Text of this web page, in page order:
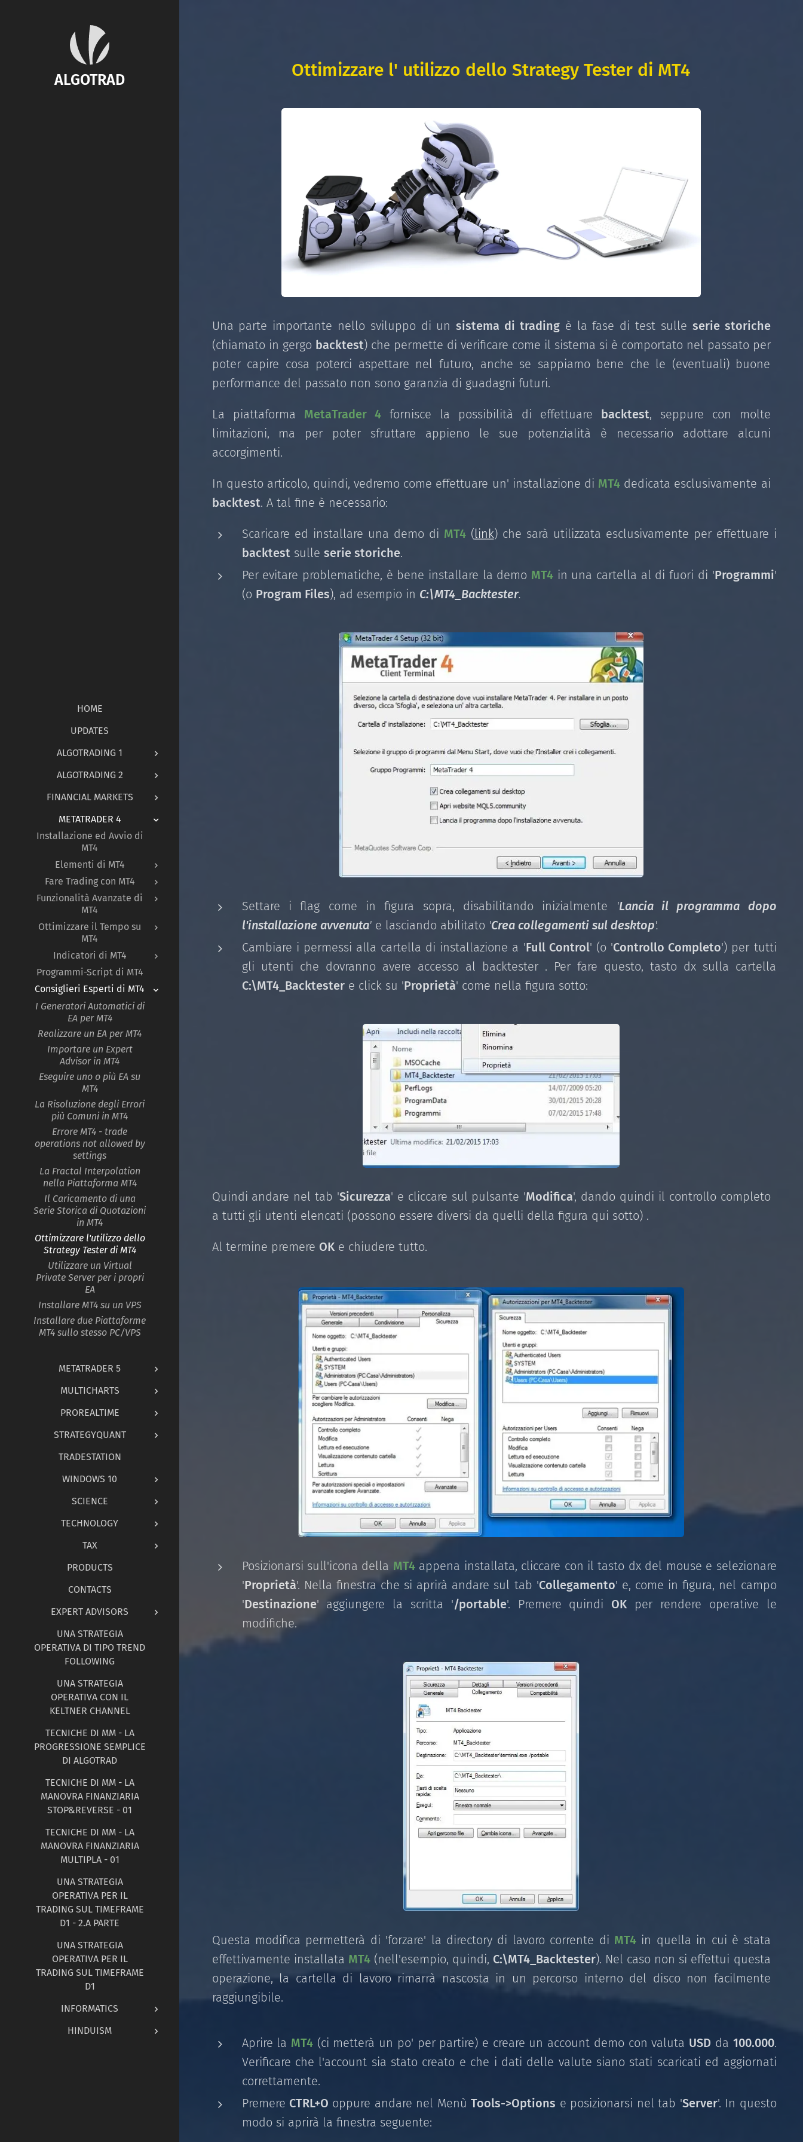
ALGOTRAD
HOME
UPDATES
ALGOTRADING 1
ALGOTRADING 2
FINANCIAL MARKETS
METATRADER 4
Installazione ed Avvio di
MT4
Elementi di MT4
Fare Trading con MT4
Funzionalità Avanzate di
MT4
Ottimizzare il Tempo su
MT4
Indicatori di MT4
Programmi-Script di MT4
Consiglieri Esperti di MT4
I Generatori Automatici di
EA per MT4
Realizzare un EA per MT4
Importare un Expert
Advisor in MT4
Eseguire uno o più EA su
MT4
La Risoluzione degli Errori
più Comuni in MT4
Errore MT4 - trade
operations not allowed by
settings
La Fractal Interpolation
nella Piattaforma MT4
Il Caricamento di una
Serie Storica di Quotazioni
in MT4
Ottimizzare l'utilizzo dello
Strategy Tester di MT4
Utilizzare un Virtual
Private Server per i propri
EA
Installare MT4 su un VPS
Installare due Piattaforme
MT4 sullo stesso PC/VPS
METATRADER 5
MULTICHARTS
PROREALTIME
STRATEGYQUANT
TRADESTATION
WINDOWS 10
SCIENCE
TECHNOLOGY
TAX
PRODUCTS
CONTACTS
EXPERT ADVISORS
UNA STRATEGIA
OPERATIVA DI TIPO TREND
FOLLOWING
UNA STRATEGIA
OPERATIVA CON IL
KELTNER CHANNEL
TECNICHE DI MM - LA
PROGRESSIONE SEMPLICE
DI ALGOTRAD
TECNICHE DI MM - LA
MANOVRA FINANZIARIA
STOP&REVERSE - 01
TECNICHE DI MM - LA
MANOVRA FINANZIARIA
MULTIPLA - 01
UNA STRATEGIA
OPERATIVA PER IL
TRADING SUL TIMEFRAME
D1 - 2.A PARTE
UNA STRATEGIA
OPERATIVA PER IL
TRADING SUL TIMEFRAME
D1
INFORMATICS
HINDUISM
Ottimizzare l' utilizzo dello Strategy Tester di MT4
Una parte importante nello sviluppo di unsistema di tradingè la fase di test sulle serie storiche
(chiamato in gergo backtest) che permette di verificare come il sistema si è comportato nel passato per
poter capire cosa poterci aspettare nel futuro, anche se sappiamo bene che le (eventuali) buone
performance del passato non sono garanzia di guadagni futuri.
La piattaforma MetaTrader 4fornisce la possibilità di effettuare backtest, seppure con molte
limitazioni, ma per poter sfruttare appieno le sue potenzialità è necessario adottare alcuni
accorgimenti.
In questo articolo, quindi, vedremo come effettuare un' installazione di MT4 dedicata esclusivamente ai
backtest. A tal fine è necessario:
Scaricare ed installare una demo di MT4(link) che sarà utilizzata esclusivamente per effettuare i
backtestsulle serie storiche.
Per evitare problematiche, è bene installare la demo MT4 in una cartella al di fuori di 'Programmi'
(o Program Files), ad esempio in C:\MT4_Backtester.
Settare i flag come in figura sopra, disabilitando inizialmente 'Lancia il programma dopo
l'installazione avvenuta' e lasciando abilitato 'Crea collegamenti sul desktop'.
Cambiare i permessi alla cartella di installazione a 'Full Control' (o 'Controllo Completo') per tutti
gli utenti che dovranno avere accesso al backtester . Per fare questo, tasto dx sulla cartella
C:\MT4_Backtestere click su 'Proprietà' come nella figura sotto:
Quindi andare nel tab 'Sicurezza' e cliccare sul pulsante 'Modifica', dando quindi il controllo completo
a tutti gli utenti elencati (possono essere diversi da quelli della figura qui sotto) .
Al termine premere OKe chiudere tutto.
Posizionarsi sull'icona della MT4appena installata, cliccare con il tasto dx del mouse e selezionare
'Proprietà'. Nella finestra che si aprirà andare sul tab 'Collegamento' e, come in figura, nel campo
'Destinazione' aggiungere la scritta '/portable'. Premere quindi OK per rendere operative le
modifiche.
Questa modifica permetterà di 'forzare' la directory di lavoro corrente di MT4 in quella in cui è stata
effettivamente installata MT4(nell'esempio, quindi, C:\MT4_Backtester). Nel caso non si effettui questa
operazione, la cartella di lavoro rimarrà nascosta in un percorso interno del disco non facilmente
raggiungibile.
Aprire la MT4(ci metterà un po' per partire) e creare un account demo con valuta USD da 100.000.
Verificare che l'account sia stato creato e che i dati delle valute siano stati scaricati ed aggiornati
correttamente.
Premere CTRL+O oppure andare nel MenùTools->Options e posizionarsi nel tab 'Server'. In questo
modo si aprirà la finestra seguente: